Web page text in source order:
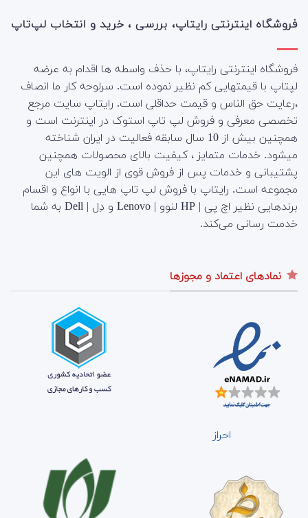
فروشگاه اینترنتی رایتاپ، بررسی ، خرید و انتخاب لپ‌تاپ
فروشگاه اینترنتی رایتاپ، با حذف واسطه ها اقدام به عرضه
لپتاپ با قیمتهایی کم نظیر نموده است. سرلوحه کار ما انصاف
،رعایت حق الناس و قیمت حداقلی است. رایتاپ سایت مرجع
تخصصی معرفی و فروش لپ تاپ استوک در اینترنت است و
همچنین بیش از 10 سال سابقه فعالیت در ایران شناخته
میشود. خدمات متمایز ، کیفیت بالای محصولات همچنین
پشتیبانی و خدمات پس از فروش قوی از الویت های این
مجموعه است. رایتاپ با فروش لپ تاپ هایی با انواع و اقسام
برندهایی نظیر اچ پی | HP لنوو | Lenovo و دِل | Dell به شما
خدمت رسانی می‌کند.
نمادهای اعتماد و مجوزها
احراز